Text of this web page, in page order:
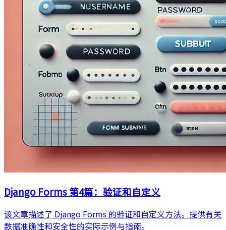
Django Forms 第4篇：验证和自定义
该文章描述了 Django Forms 的验证和自定义方法。提供有关
数据准确性和安全性的实际示例与指南。